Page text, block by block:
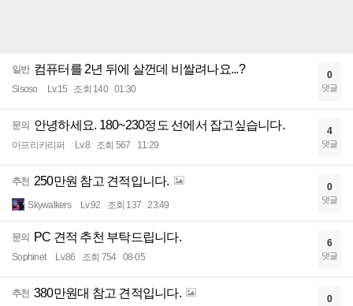
일반 컴퓨터를 2년 뒤에 살껀데 비쌀려나요...?
Sisoso Lv.15 조회 140 01:30
0
댓글
문의 안녕하세요. 180~230정도 선에서 잡고싶습니다.
아프리카리퍼 Lv.8 조회 567 11:29
4
댓글
추천 250만원 참고 견적입니다.
Skywalkers Lv.92 조회 137 23:49
0
댓글
문의 PC 견적 추천 부탁드립니다.
Sophinet Lv.86 조회 754 08-05
6
댓글
추천 380만원대 참고 견적입니다. 0